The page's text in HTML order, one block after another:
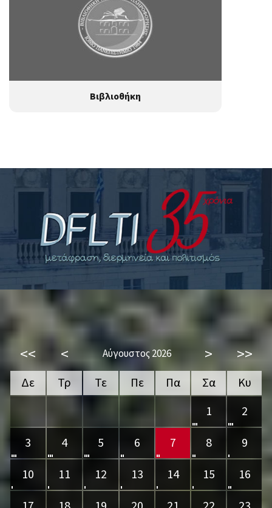
Βιβλιοθήκη
<< < Αύγουστος 2026 > >>
Δε Τρ Τε Πε Πα Σα
Κυ
1
2
3
4 5 6 7 8
9
10
11 12 13 14 15
16